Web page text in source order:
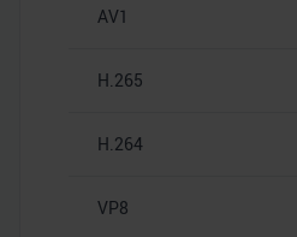
weiteren Daten zusammen, die
gesammelt haben.
AV1
H.265
H.264
VP8